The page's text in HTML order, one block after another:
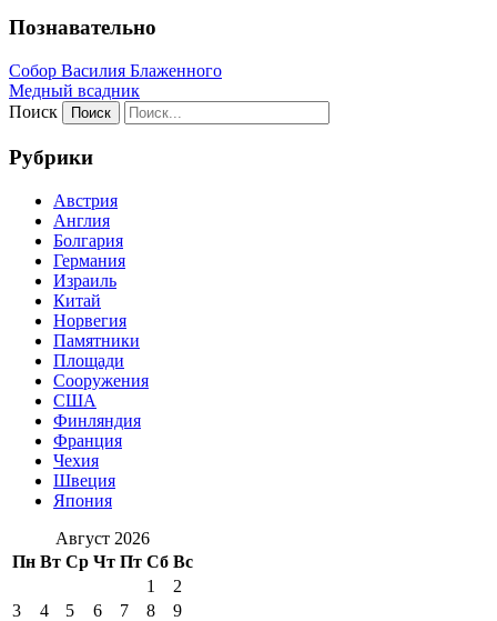
Познавательно
Собор Василия Блаженного
Медный всадник
Поиск
Рубрики
Австрия
Англия
Болгария
Германия
Израиль
Китай
Норвегия
Памятники
Площади
Сооружения
США
Финляндия
Франция
Чехия
Швеция
Япония
Август 2026
Пн Вт Ср Чт Пт Сб Вс
1
2
3
4 5 6 7 8
9